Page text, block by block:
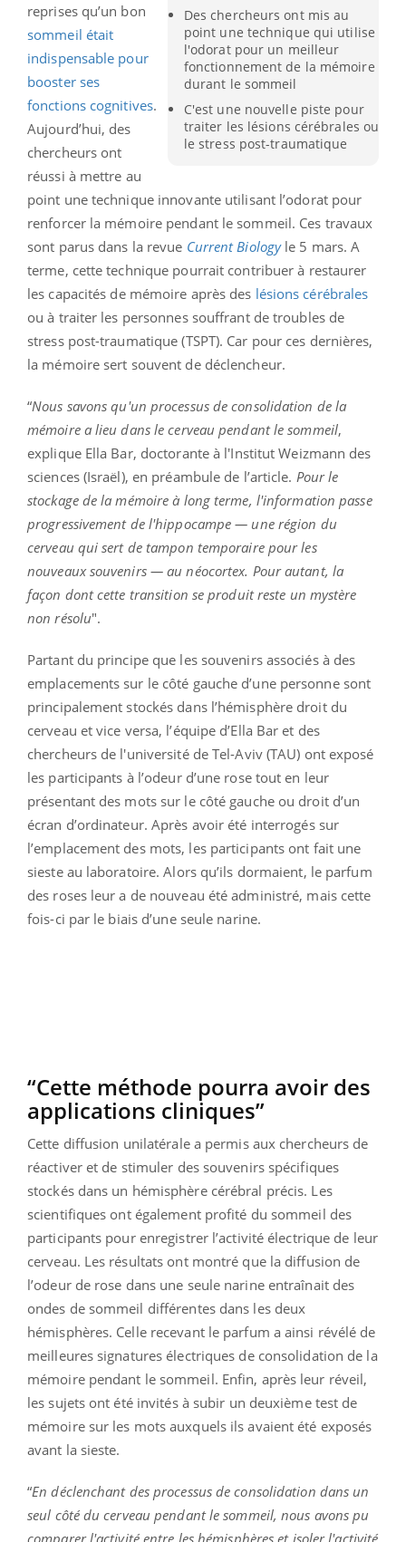
Des chercheurs ont mis au
point une technique qui utilise
l'odorat pour un meilleur
fonctionnement de la mémoire
durant le sommeil
C'est une nouvelle piste pour
traiter les lésions cérébrales ou
le stress post-traumatique
reprises qu’un bon
sommeil était
indispensable pour
booster ses
fonctions cognitives.
Aujourd’hui, des
chercheurs ont
réussi à mettre au
point une technique innovante utilisant l’odorat pour
renforcer la mémoire pendant le sommeil. Ces travaux
sont parus dans la revue Current Biology le 5 mars. A
terme, cette technique pourrait contribuer à restaurer
les capacités de mémoire après des lésions cérébrales
ou à traiter les personnes souffrant de troubles de
stress post-traumatique (TSPT). Car pour ces dernières,
la mémoire sert souvent de déclencheur.
“Nous savons qu'un processus de consolidation de la
mémoire a lieu dans le cerveau pendant le sommeil,
explique Ella Bar, doctorante à l'Institut Weizmann des
sciences (Israël), en préambule de l’article. Pour le
stockage de la mémoire à long terme, l'information passe
progressivement de l'hippocampe — une région du
cerveau qui sert de tampon temporaire pour les
nouveaux souvenirs — au néocortex. Pour autant, la
façon dont cette transition se produit reste un mystère
non résolu".
Partant du principe que les souvenirs associés à des
emplacements sur le côté gauche d’une personne sont
principalement stockés dans l’hémisphère droit du
cerveau et vice versa, l’équipe d’Ella Bar et des
chercheurs de l'université de Tel-Aviv (TAU) ont exposé
les participants à l’odeur d’une rose tout en leur
présentant des mots sur le côté gauche ou droit d’un
écran d’ordinateur. Après avoir été interrogés sur
l’emplacement des mots, les participants ont fait une
sieste au laboratoire. Alors qu’ils dormaient, le parfum
des roses leur a de nouveau été administré, mais cette
fois-ci par le biais d’une seule narine.
“Cette méthode pourra avoir des
applications cliniques”
Cette diffusion unilatérale a permis aux chercheurs de
réactiver et de stimuler des souvenirs spécifiques
stockés dans un hémisphère cérébral précis. Les
scientifiques ont également profité du sommeil des
participants pour enregistrer l’activité électrique de leur
cerveau. Les résultats ont montré que la diffusion de
l’odeur de rose dans une seule narine entraînait des
ondes de sommeil différentes dans les deux
hémisphères. Celle recevant le parfum a ainsi révélé de
meilleures signatures électriques de consolidation de la
mémoire pendant le sommeil. Enfin, après leur réveil,
les sujets ont été invités à subir un deuxième test de
mémoire sur les mots auxquels ils avaient été exposés
avant la sieste.
“En déclenchant des processus de consolidation dans un
seul côté du cerveau pendant le sommeil, nous avons pu
comparer l'activité entre les hémisphères et isoler l'activité